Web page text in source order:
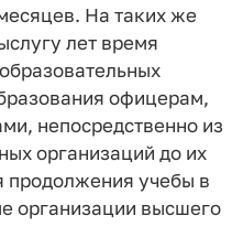
На таких же
лет время
офицерам,
непосредственно из
организаций до их
продолжения учебы в
организации высшего